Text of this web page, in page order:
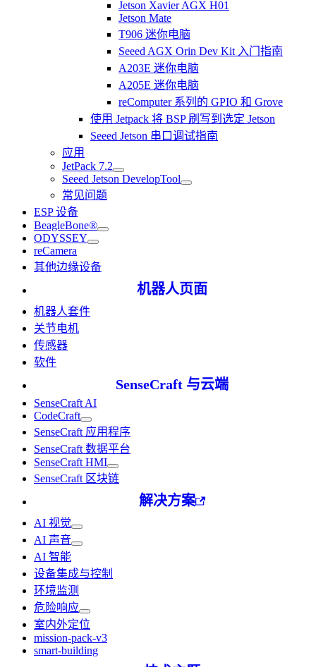
Jetson Xavier AGX H01
Jetson Mate
T906 迷你电脑
Seeed AGX Orin Dev Kit 入门指南
A203E 迷你电脑
A205E 迷你电脑
reComputer 系列的 GPIO 和 Grove
使用 Jetpack 将 BSP 刷写到选定 Jetson
Seeed Jetson 串口调试指南
应用
JetPack 7.2
Seeed Jetson DevelopTool
常见问题
ESP 设备
BeagleBone®
ODYSSEY
reCamera
其他边缘设备
机器人页面
机器人套件
关节电机
传感器
软件
SenseCraft 与云端
SenseCraft AI
CodeCraft
SenseCraft 应用程序
SenseCraft 数据平台
SenseCraft HMI
SenseCraft 区块链
解决方案
AI 视觉
AI 声音
AI 智能
设备集成与控制
环境监测
危险响应
室内外定位
mission-pack-v3
smart-building